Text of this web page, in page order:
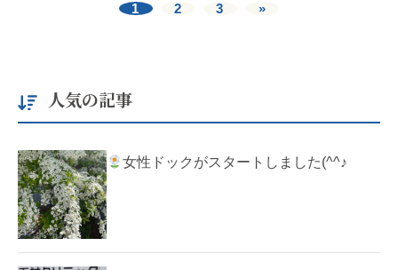
1 2 3 »
人気の記事
女性ドックがスタートしました(^^♪